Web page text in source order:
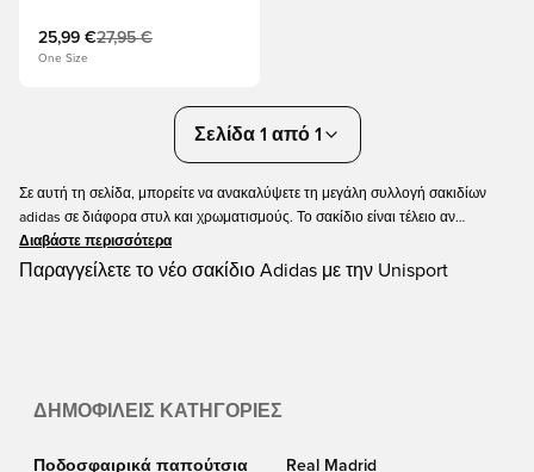
25,99 €27,95 €
One Size
Σελίδα 1 από 1
Σε αυτή τη σελίδα, μπορείτε να ανακαλύψετε τη μεγάλη συλλογή σακιδίων
adidas σε διάφορα στυλ και χρωματισμούς. Το σακίδιο είναι τέλειο αν
ταξιδεύετε ελαφρά και πρέπει να φέρετε τον απαραίτητο εξοπλισμό σας.
Παραγγείλετε το επόμενο σακίδιο πλάτης σας από την adidas σήμερα στο
Διαβάστε περισσότερα
Παραγγείλετε το νέο σακίδιο Adidas με την Unisport
ΔΗΜΟΦΙΛΕΊΣ ΚΑΤΗΓΟΡΊΕΣ
Ποδοσφαιρικά παπούτσια Real Madrid